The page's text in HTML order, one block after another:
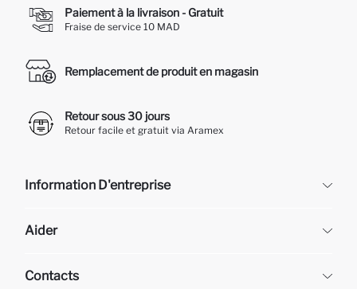
Paiement à la livraison - Gratuit
Fraise de service 10 MAD
Remplacement de produit en magasin
Retour sous 30 jours
Retour facile et gratuit via Aramex
Information D'entreprise
À propos de nous
Aider
Retour et changement
Contacts